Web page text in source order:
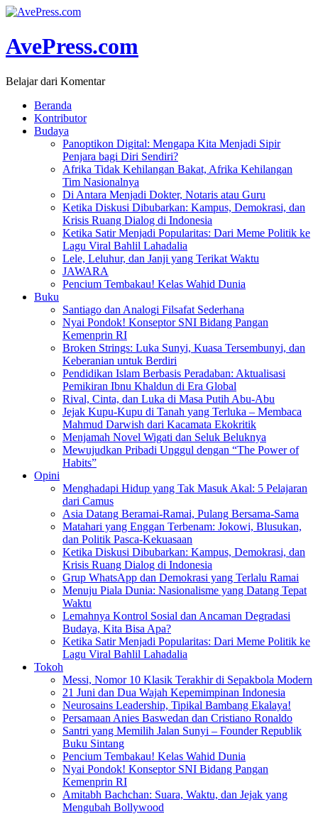
AvePress.com
Belajar dari Komentar
Beranda
Kontributor
Budaya
Panoptikon Digital: Mengapa Kita Menjadi Sipir
Penjara bagi Diri Sendiri?
Afrika Tidak Kehilangan Bakat, Afrika Kehilangan
Tim Nasionalnya
Di Antara Menjadi Dokter, Notaris atau Guru
Ketika Diskusi Dibubarkan: Kampus, Demokrasi, dan
Krisis Ruang Dialog di Indonesia
Ketika Satir Menjadi Popularitas: Dari Meme Politik ke
Lagu Viral Bahlil Lahadalia
Lele, Leluhur, dan Janji yang Terikat Waktu
JAWARA
Pencium Tembakau! Kelas Wahid Dunia
Buku
Santiago dan Analogi Filsafat Sederhana
Nyai Pondok! Konseptor SNI Bidang Pangan
Kemenprin RI
Broken Strings: Luka Sunyi, Kuasa Tersembunyi, dan
Keberanian untuk Berdiri
Pendidikan Islam Berbasis Peradaban: Aktualisasi
Pemikiran Ibnu Khaldun di Era Global
Rival, Cinta, dan Luka di Masa Putih Abu-Abu
Jejak Kupu-Kupu di Tanah yang Terluka – Membaca
Mahmud Darwish dari Kacamata Ekokritik
Menjamah Novel Wigati dan Seluk Beluknya
Mewujudkan Pribadi Unggul dengan “The Power of
Habits”
Opini
Menghadapi Hidup yang Tak Masuk Akal: 5 Pelajaran
dari Camus
Asia Datang Beramai-Ramai, Pulang Bersama-Sama
Matahari yang Enggan Terbenam: Jokowi, Blusukan,
dan Politik Pasca-Kekuasaan
Ketika Diskusi Dibubarkan: Kampus, Demokrasi, dan
Krisis Ruang Dialog di Indonesia
Grup WhatsApp dan Demokrasi yang Terlalu Ramai
Menuju Piala Dunia: Nasionalisme yang Datang Tepat
Waktu
Lemahnya Kontrol Sosial dan Ancaman Degradasi
Budaya, Kita Bisa Apa?
Ketika Satir Menjadi Popularitas: Dari Meme Politik ke
Lagu Viral Bahlil Lahadalia
Tokoh
Messi, Nomor 10 Klasik Terakhir di Sepakbola Modern
21 Juni dan Dua Wajah Kepemimpinan Indonesia
Neurosains Leadership, Tipikal Bambang Ekalaya!
Persamaan Anies Baswedan dan Cristiano Ronaldo
Santri yang Memilih Jalan Sunyi – Founder Republik
Buku Sintang
Pencium Tembakau! Kelas Wahid Dunia
Nyai Pondok! Konseptor SNI Bidang Pangan
Kemenprin RI
Amitabh Bachchan: Suara, Waktu, dan Jejak yang
Mengubah Bollywood